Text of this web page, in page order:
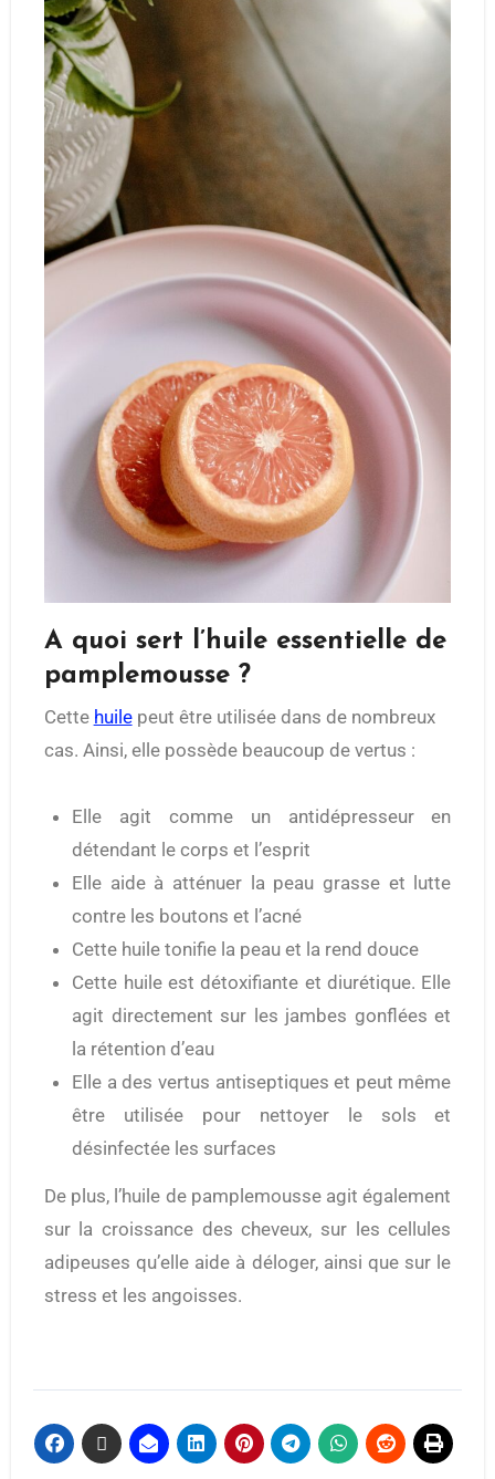
A quoi sert l’huile essentielle de
pamplemousse ?
Cette huilepeut être utilisée dans de nombreux
cas. Ainsi, elle possède beaucoup de vertus :
Elle agit comme un antidépresseur en
détendant le corps et l’esprit
Elle aide à atténuer la peau grasse et lutte
contre les boutons et l’acné
Cette huile tonifie la peau et la rend douce
Cette huile est détoxifiante et diurétique. Elle
agit directement sur les jambes gonflées et
la rétention d’eau
Elle a des vertus antiseptiques et peut même
être utilisée pour nettoyer le sols et
désinfectée les surfaces
De plus, l’huile de pamplemousse agit également
sur la croissance des cheveux, sur les cellules
adipeuses qu’elle aide à déloger, ainsi que sur le
stress et les angoisses.